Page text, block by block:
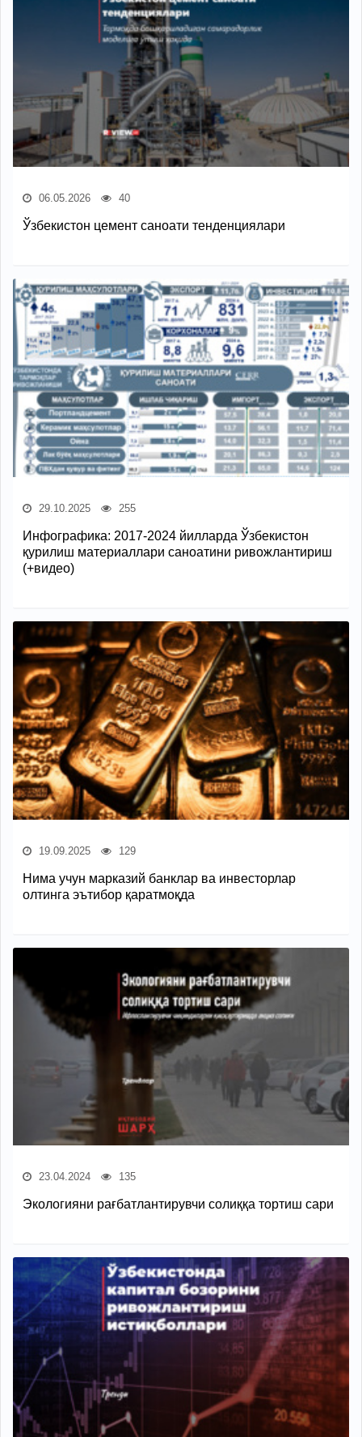
06.05.2026 40
Ўзбекистон цемент саноати тенденциялари
29.10.2025 255
Инфографика: 2017-2024 йилларда Ўзбекистон
қурилиш материаллари саноатини ривожлантириш
(+видео)
19.09.2025 129
Нима учун марказий банклар ва инвесторлар
олтинга эътибор қаратмоқда
23.04.2024 135
Экологияни рағбатлантирувчи солиққа тортиш сари